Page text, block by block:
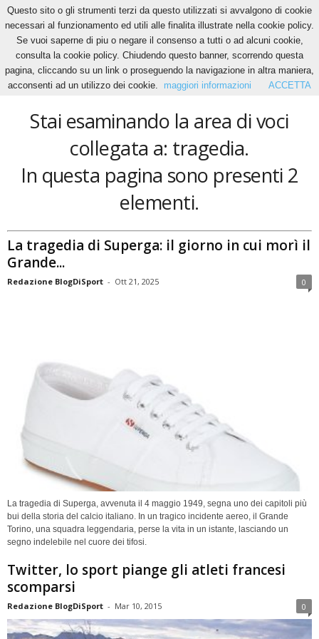
Home Tags Tragedia
tragedia
Stai esaminando la area di voci
collegata a: tragedia.
In questa pagina sono presenti 2
elementi.
La tragedia di Superga: il giorno in cui morì il
Grande...
Redazione BlogDiSport - Ott 21, 2025 0
La tragedia di Superga, avvenuta il 4 maggio 1949, segna uno dei capitoli più
bui della storia del calcio italiano. In un tragico incidente aereo, il Grande
Torino, una squadra leggendaria, perse la vita in un istante, lasciando un
segno indelebile nel cuore dei tifosi.
Twitter, lo sport piange gli atleti francesi
scomparsi
Redazione BlogDiSport - Mar 10, 2015 0
Questo sito o gli strumenti terzi da questo utilizzati si avvalgono di cookie
necessari al funzionamento ed utili alle finalita illustrate nella cookie policy.
Se vuoi saperne di piu o negare il consenso a tutti o ad alcuni cookie,
consulta la cookie policy. Chiudendo questo banner, scorrendo questa
pagina, cliccando su un link o proseguendo la navigazione in altra maniera,
acconsenti ad un utilizzo dei cookie.
maggiori informazioni ACCETTA